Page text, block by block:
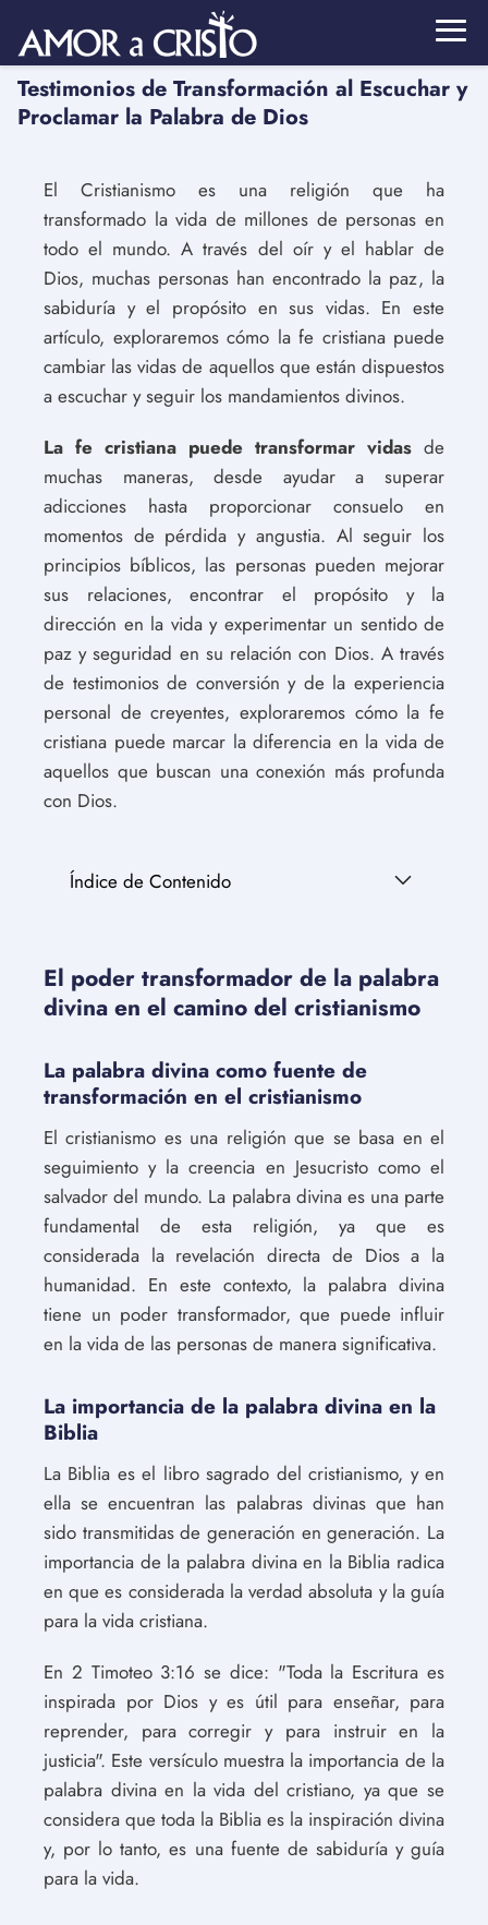
Testimonios de Transformación al Escuchar y
Proclamar la Palabra de Dios
El Cristianismo es una religión que ha
transformado la vida de millones de personas en
todo el mundo. A través del oír y el hablar de
Dios, muchas personas han encontrado la paz, la
sabiduría y el propósito en sus vidas. En este
artículo, exploraremos cómo la fe cristiana puede
cambiar las vidas de aquellos que están dispuestos
a escuchar y seguir los mandamientos divinos.
La fe cristiana puede transformar vidas de
muchas maneras, desde ayudar a superar
adicciones hasta proporcionar consuelo en
momentos de pérdida y angustia. Al seguir los
principios bíblicos, las personas pueden mejorar
sus relaciones, encontrar el propósito y la
dirección en la vida y experimentar un sentido de
paz y seguridad en su relación con Dios. A través
de testimonios de conversión y de la experiencia
personal de creyentes, exploraremos cómo la fe
cristiana puede marcar la diferencia en la vida de
aquellos que buscan una conexión más profunda
con Dios.
Índice de Contenido
El poder transformador de la palabra
divina en el camino del cristianismo
La palabra divina como fuente de
transformación en el cristianismo
El cristianismo es una religión que se basa en el
seguimiento y la creencia en Jesucristo como el
salvador del mundo. La palabra divina es una parte
fundamental de esta religión, ya que es
considerada la revelación directa de Dios a la
humanidad. En este contexto, la palabra divina
tiene un poder transformador, que puede influir
en la vida de las personas de manera significativa.
La importancia de la palabra divina en la
Biblia
La Biblia es el libro sagrado del cristianismo, y en
ella se encuentran las palabras divinas que han
sido transmitidas de generación en generación. La
importancia de la palabra divina en la Biblia radica
en que es considerada la verdad absoluta y la guía
para la vida cristiana.
En 2 Timoteo 3:16 se dice: "Toda la Escritura es
inspirada por Dios y es útil para enseñar, para
reprender, para corregir y para instruir en la
justicia". Este versículo muestra la importancia de la
palabra divina en la vida del cristiano, ya que se
considera que toda la Biblia es la inspiración divina
y, por lo tanto, es una fuente de sabiduría y guía
para la vida.